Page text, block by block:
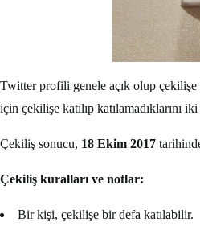
Twitter profili genele açık olup çekilişe
için çekilişe katılıp katılamadıklarını
Çekiliş sonucu, 18 Ekim 2017
Çekiliş kuralları ve notlar:
Bir kişi, çekilişe bir defa katılabilir.